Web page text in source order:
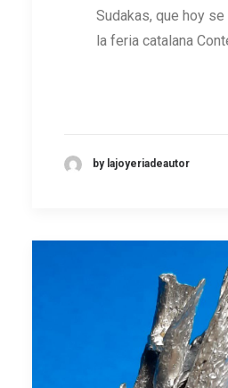
Sudakas, que hoy
la feria catalana
by lajoyeriadeautor